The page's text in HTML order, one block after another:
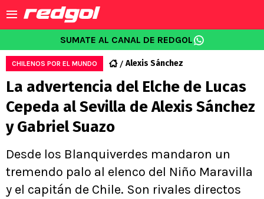
SUMATE AL CANAL DE REDGOL
CHILENOS POR EL MUNDO Alexis Sánchez
La advertencia del Elche de Lucas
Cepeda al Sevilla de Alexis Sánchez
y Gabriel Suazo
Desde los Blanquiverdes mandaron un
tremendo palo al elenco del Niño Maravilla
y el capitán de Chile. Son rivales directos